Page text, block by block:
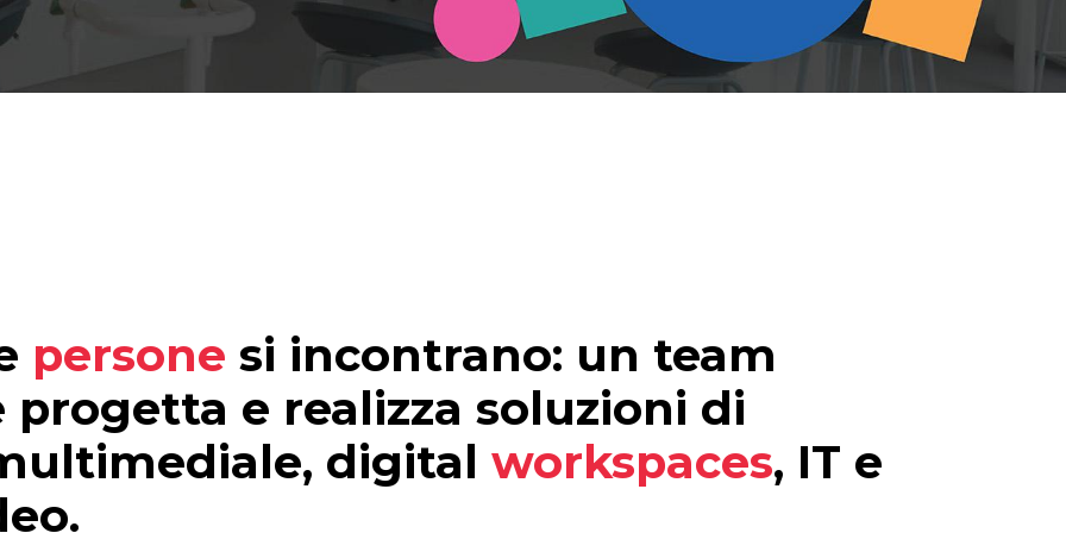
persone si incontrano: un team
progetta e realizza soluzioni di
digital workspaces, IT e